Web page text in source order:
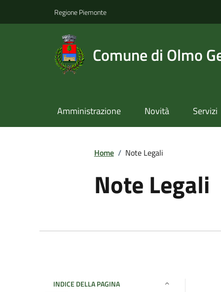
Regione Piemonte
Comune di Olmo
Amministrazione Novità Servizi
Home / Note Legali
Note Legali
INDICE DELLA PAGINA